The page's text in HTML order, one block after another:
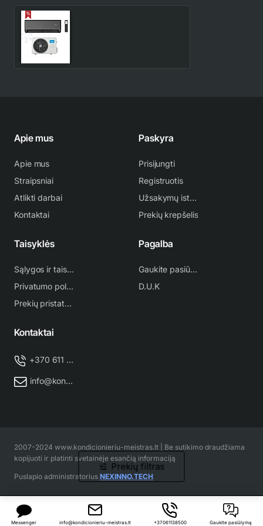
Messenger info@kondicionieriu-meistras.lt +37061138500 Gaukite pasiūlymą
Apie mus
Apie mus
Straipsniai
Atlikti darbai
Kontaktai
Paskyra
Prisijungti
Registruotis
Užsakymų istorija
Prekių krepšelis
Taisyklės
Sąlygos ir taisyklės
Privatumo politika
Prekių pristatymas
Pagalba
Gaukite pasiūlymą
D.U.K
Kontaktai
+370 611 38 500
info@kondicionieriu-meistras.lt
2007-2024 www.kondicionieriu-meistras.lt | Be sutikimo draudžiama
kopijuoti ir platinti svetainėje esančią informaciją
Puslapio administratorius NEXINNO.TECH
Prekių filtras